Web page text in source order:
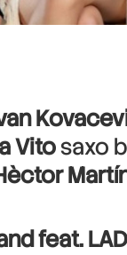
Vitosaxo
feat.